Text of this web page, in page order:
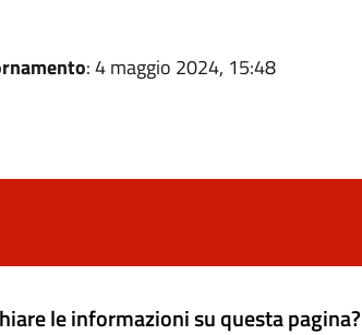
: 4 maggio 2024, 15:48
le informazioni su questa pagina?